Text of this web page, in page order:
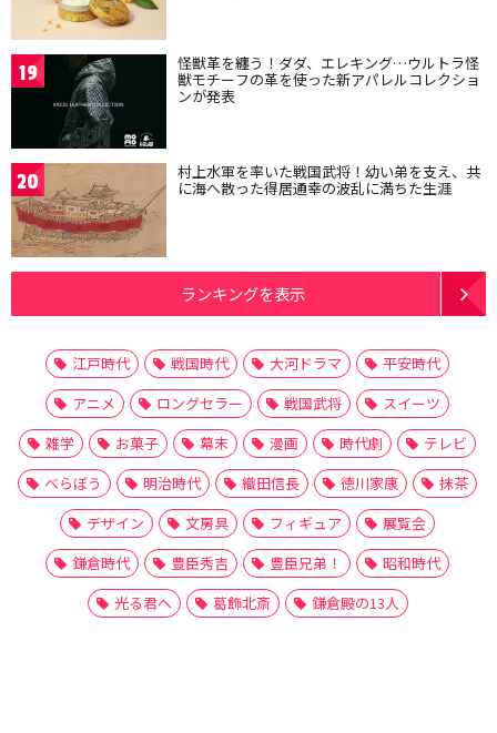
19 怪獣革を纏う！ダダ、エレキング…ウルトラ怪
獣モチーフの革を使った新アパレルコレクショ
ンが発表
20 村上水軍を率いた戦国武将！幼い弟を支え、共
に海へ散った得居通幸の波乱に満ちた生涯
ランキングを表示
江戸時代 戦国時代 大河ドラマ
平安時代
アニメ
ロングセラー 戦国武将
スイーツ
雑学
お菓子 幕末 漫画 時代劇
テレビ
べらぼう
明治時代 織田信長 徳川家康
抹茶
デザイン
文房具 フィギュア
展覧会
鎌倉時代
豊臣秀吉 豊臣兄弟！
昭和時代
光る君へ
葛飾北斎 鎌倉殿の13人